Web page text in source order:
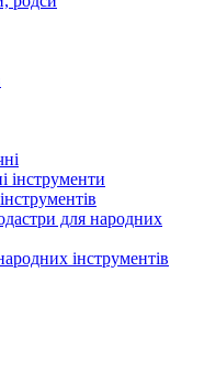
інструменти
для народних
інструментів